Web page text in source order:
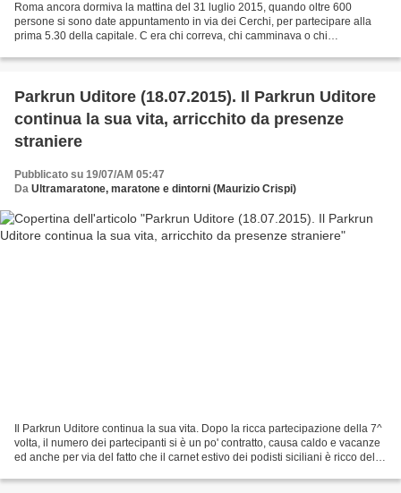
Roma ancora dormiva la mattina del 31 luglio 2015, quando oltre 600
persone si sono date appuntamento in via dei Cerchi, per partecipare alla
prima 5.30 della capitale. C era chi correva, chi camminava o chi
Parkrun Uditore (18.07.2015). Il Parkrun Uditore
continua la sua vita, arricchito da presenze
straniere
Pubblicato su 19/07/AM 05:47
Da Ultramaratone, maratone e dintorni (Maurizio Crispi)
Il Parkrun Uditore continua la sua vita. Dopo la ricca partecipazione della 7^
volta, il numero dei partecipanti si è un po' contratto, causa caldo e vacanze
ed anche per via del fatto che il carnet estivo dei podisti siciliani è ricco delle